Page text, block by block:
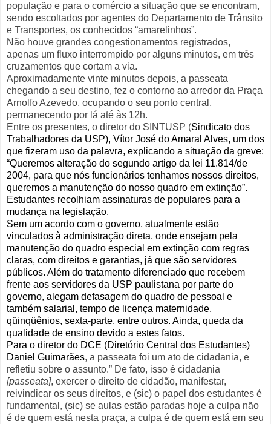
população e para o comércio a situação que se encontram,
sendo escoltados por agentes do Departamento de Trânsito
e Transportes, os conhecidos “amarelinhos”.
Não houve grandes congestionamentos registrados,
apenas um fluxo interrompido por alguns minutos, em três
cruzamentos que cortam a via.
Aproximadamente vinte minutos depois, a passeata
chegando a seu destino, fez o contorno ao arredor da Praça
Arnolfo Azevedo, ocupando o seu ponto central,
permanecendo por lá até às 12h.
Entre os presentes, o diretor do SINTUSP (Sindicato dos
Trabalhadores da USP), Vítor José do Amaral Alves, um dos
que fizeram uso da palavra, explicando a situação da greve:
“Queremos alteração do segundo artigo da lei 11.814/de
2004, para que nós funcionários tenhamos nossos direitos,
queremos a manutenção do nosso quadro em extinção”.
Estudantes recolhiam assinaturas de populares para a
mudança na legislação.
Sem um acordo com o governo, atualmente estão
vinculados à administração direta, onde ensejam pela
manutenção do quadro especial em extinção com regras
claras, com direitos e garantias, já que são servidores
públicos. Além do tratamento diferenciado que recebem
frente aos servidores da USP paulistana por parte do
governo, alegam defasagem do quadro de pessoal e
também salarial, tempo de licença maternidade,
qüinqüênios, sexta-parte, entre outros. Ainda, queda da
qualidade de ensino devido a estes fatos.
Para o diretor do DCE (Diretório Central dos Estudantes)
Daniel Guimarães, a passeata foi um ato de cidadania, e
refletiu sobre o assunto.” De fato, isso é cidadania
[passeata], exercer o direito de cidadão, manifestar,
reivindicar os seus direitos, e (sic) o papel dos estudantes é
fundamental, (sic) se aulas estão paradas hoje a culpa não
é de quem está nesta praça, a culpa é de quem está em seu